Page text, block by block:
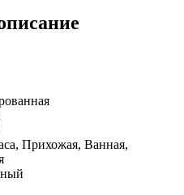
Прихожая, Ванная,